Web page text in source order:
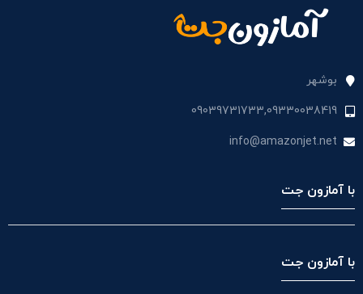
بوشهر
09039731733,09330038419
info@amazonjet.net
با آمازون جت
با آمازون جت